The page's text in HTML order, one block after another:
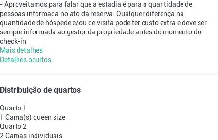
- Aproveitamos para falar que a estadia é para a quantidade de
pessoas informada no ato da reserva. Qualquer diferença na
quantidade de hóspede e/ou de visita pode ter custo extra e deve ser
sempre informada ao gestor da propriedade antes do momento do
check-in
Mais detalhes
Detalhes ocultos
Distribuição de quartos
Quarto 1
1 Cama(s) queen size
Quarto 2
2 Camas individuais